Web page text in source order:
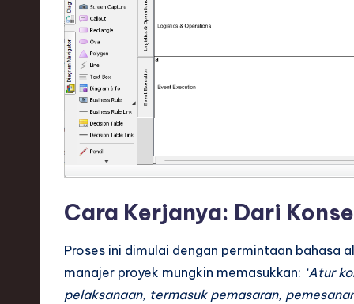
Cara Kerjanya: Dari
Proses ini dimulai dengan permintaan bahasa
manajer proyek mungkin memasukkan: ‘Atur
pelaksanaan, termasuk pemasaran,